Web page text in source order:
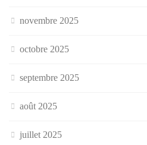
novembre 2025
octobre 2025
septembre 2025
août 2025
juillet 2025